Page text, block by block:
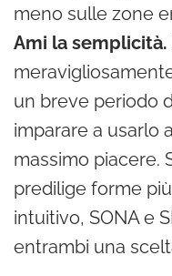
meno sulle zone
Ami la semplicità.
un breve periodo
imparare a usarlo
massimo piacere.
predilige forme
intuitivo, SONA e
entrambi una